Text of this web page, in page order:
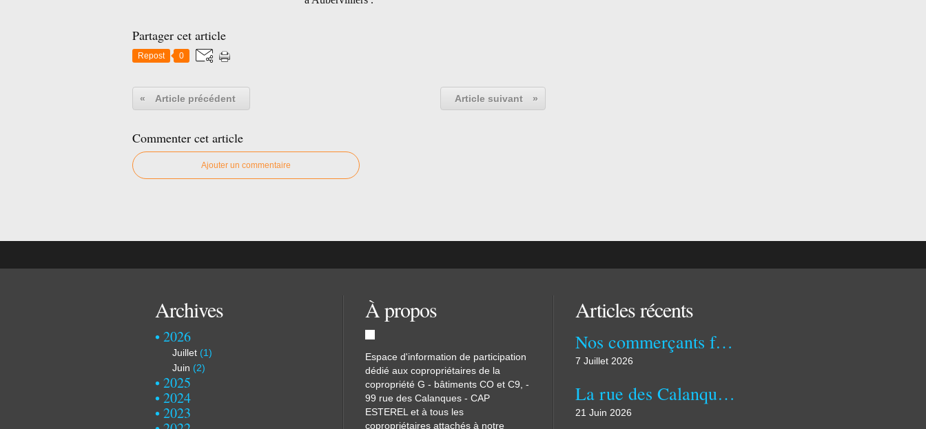
Partager cet article
Repost 0
« Article précédent Article suivant »
Commenter cet article
Ajouter un commentaire
Archives
2026
Juillet (1)
Juin (2)
2025
2024
2023
À propos
Espace d'information de participation
dédié aux copropriétaires de la
copropriété G - bâtiments CO et C9, -
99 rue des Calanques - CAP
ESTEREL et à tous les
copropriétaires attachés à notre
Articles récents
Nos commerçants font la Fête le 10 juillet
7 Juillet 2026
La rue des Calanques en Fête
21 Juin 2026